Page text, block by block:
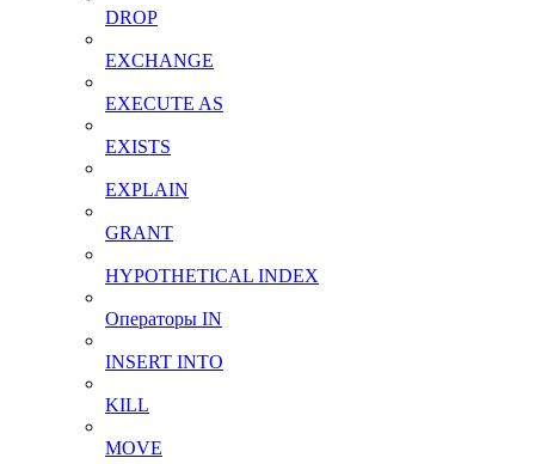
DROP
EXCHANGE
EXECUTE AS
EXISTS
EXPLAIN
GRANT
HYPOTHETICAL INDEX
Операторы IN
INSERT INTO
KILL
MOVE